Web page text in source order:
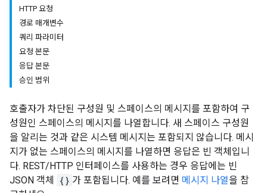
HTTP 요청
경로 매개변수
쿼리 파라미터
요청 본문
응답 본문
승인 범위
호출자가 차단된 구성원 및 스페이스의 메시지를 포함하여 구
성원인 스페이스의 메시지를 나열합니다. 새 스페이스 구성원
을 알리는 것과 같은 시스템 메시지는 포함되지 않습니다. 메시
지가 없는 스페이스의 메시지를 나열하면 응답은 빈 객체입니
다. REST/HTTP 인터페이스를 사용하는 경우 응답에는 빈
JSON 객체
{} 가 포함됩니다. 예를 보려면 메시지 나열을 참